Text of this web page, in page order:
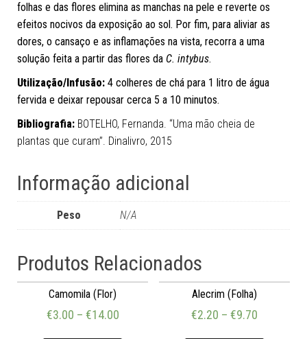
folhas e das flores elimina as manchas na pele e reverte os
efeitos nocivos da exposição ao sol. Por fim, para aliviar as
dores, o cansaço e as inflamações na vista, recorra a uma
solução feita a partir das flores da C. intybus.
Utilização/Infusão: 4 colheres de chá para 1 litro de água
fervida e deixar repousar cerca 5 a 10 minutos.
Bibliografia: BOTELHO, Fernanda. “Uma mão cheia de
plantas que curam”. Dinalivro, 2015
Informação adicional
Peso N/A
Produtos Relacionados
Camomila (Flor)
€3.00 – €14.00
Alecrim (Folha)
€2.20 – €9.70